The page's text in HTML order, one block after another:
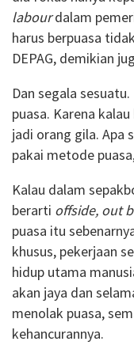
labourdalam
harus berpuasa
DEPAG, demikian
Dan segala
puasa. Karena
jadi orang gila. Apa
pakai metode
Kalau dalam
berarti offside, out
puasa itu
khusus, pekerjaan
hidup utama
akan jaya dan
menolak puasa,
kehancurannya.